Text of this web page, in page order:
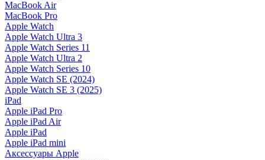
MacBook Air
MacBook Pro
Apple Watch
Apple Watch Ultra 3
Apple Watch Series 11
Apple Watch Ultra 2
Apple Watch Series 10
Apple Watch SE (2024)
Apple Watch SE 3 (2025)
iPad
Apple iPad Pro
Apple iPad Air
Apple iPad
Apple iPad mini
Аксессуары Apple